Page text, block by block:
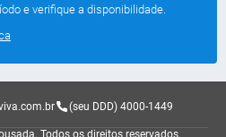
e verifique a disponibilidade.
(seu DDD) 4000-1449
Todos os direitos reservados.